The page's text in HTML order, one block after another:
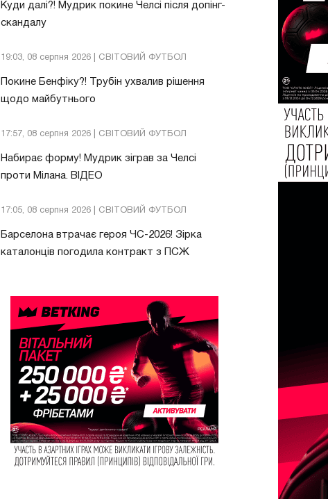
Куди далі?! Мудрик покине Челсі після допінг-
скандалу
19:03, 08 серпня 2026 | СВІТОВИЙ ФУТБОЛ
Покине Бенфіку?! Трубін ухвалив рішення
щодо майбутнього
17:57, 08 серпня 2026 | СВІТОВИЙ ФУТБОЛ
Набирає форму! Мудрик зіграв за Челсі
проти Мілана. ВІДЕО
17:05, 08 серпня 2026 | СВІТОВИЙ ФУТБОЛ
Барселона втрачає героя ЧС-2026! Зірка
каталонців погодила контракт з ПСЖ